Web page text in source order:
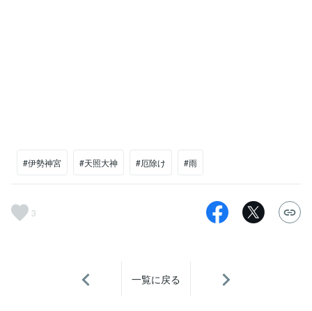
#伊勢神宮 #天照大神 #厄除け #雨
3
一覧に戻る